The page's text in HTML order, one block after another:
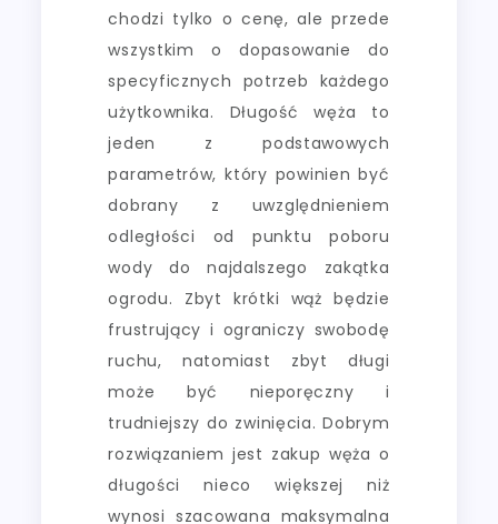
chodzi tylko o cenę, ale przede
wszystkim o dopasowanie do
specyficznych potrzeb każdego
użytkownika. Długość węża to
jeden z podstawowych
parametrów, który powinien być
dobrany z uwzględnieniem
odległości od punktu poboru
wody do najdalszego zakątka
ogrodu. Zbyt krótki wąż będzie
frustrujący i ograniczy swobodę
ruchu, natomiast zbyt długi
może być nieporęczny i
trudniejszy do zwinięcia. Dobrym
rozwiązaniem jest zakup węża o
długości nieco większej niż
wynosi szacowana maksymalna